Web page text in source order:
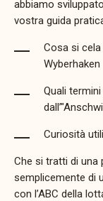
abbiamo sviluppato
vostra guida
Cosa si
Wyberhaken
Quali
Curiosità
Che si tratti di una
semplicemente di
con l’ABC della